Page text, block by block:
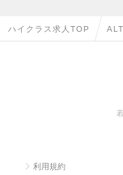
ハイクラス求人TOP
利用規約